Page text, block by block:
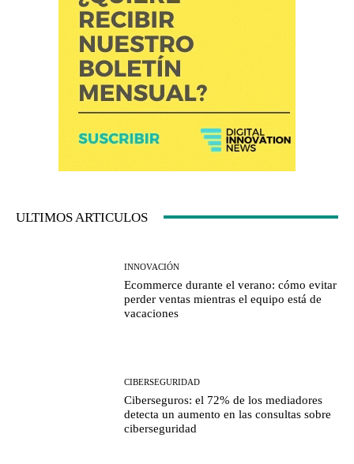
ULTIMOS ARTICULOS
INNOVACIÓN
Ecommerce durante el verano: cómo evitar
perder ventas mientras el equipo está de
vacaciones
CIBERSEGURIDAD
Ciberseguros: el 72% de los mediadores
detecta un aumento en las consultas sobre
ciberseguridad